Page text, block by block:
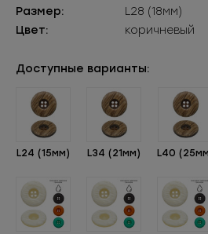
Размер:
L28 (18мм)
Цвет:
коричневый
Доступные варианты:
L24 (15мм) L34 (21мм) L40